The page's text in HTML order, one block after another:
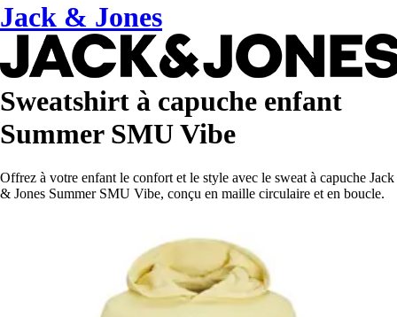
Jack & Jones
Sweatshirt à capuche enfant
Summer SMU Vibe
Offrez à votre enfant le confort et le style avec le sweat à capuche Jack
& Jones Summer SMU Vibe, conçu en maille circulaire et en boucle.